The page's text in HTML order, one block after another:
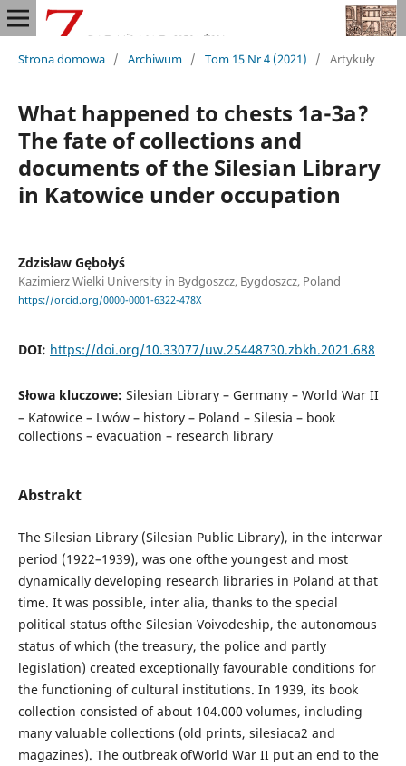
Strona domowa / Archiwum / Tom 15 Nr 4 (2021) / Artykuły
What happened to chests 1a-3a?
The fate of collections and
documents of the Silesian Library
in Katowice under occupation
Zdzisław Gębołyś
Kazimierz Wielki University in Bydgoszcz, Bygdoszcz, Poland
https://orcid.org/0000-0001-6322-478X
DOI: https://doi.org/10.33077/uw.25448730.zbkh.2021.688
Słowa kluczowe: Silesian Library – Germany – World War II
– Katowice – Lwów – history – Poland – Silesia – book
collections – evacuation – research library
Abstrakt
The Silesian Library (Silesian Public Library), in the interwar
period (1922–1939), was one ofthe youngest and most
dynamically developing research libraries in Poland at that
time. It was possible, inter alia, thanks to the special
political status ofthe Silesian Voivodeship, the autonomous
status of which (the treasury, the police and partly
legislation) created exceptionally favourable conditions for
the functioning of cultural institutions. In 1939, its book
collection consisted of about 104.000 volumes, including
many valuable collections (old prints, silesiaca2 and
magazines). The outbreak ofWorld War II put an end to the